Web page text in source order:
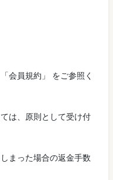
会員規約」 をご参照く
は、原則として受け付
まった場合の返金手数